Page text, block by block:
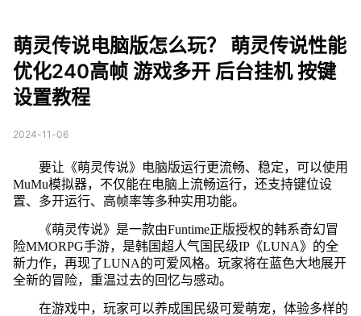
台挂机 按键设置教程
萌灵传说电脑版怎么玩？ 萌灵传说性能
优化240高帧 游戏多开 后台挂机 按键
设置教程
2024-11-06
要让《萌灵传说》电脑版运行更流畅、稳定，可以使用
MuMu模拟器，不仅能在电脑上流畅运行，还支持键位设
置、多开运行、高帧率等多种实用功能。
《萌灵传说》是一款由Funtime正版授权的韩系奇幻冒
险MMORPG手游，是韩国超人气国民级IP《LUNA》的全
新力作，再现了LUNA的可爱风格。玩家将在蓝色大地展开
全新的冒险，重温过去的回忆与感动。
在游戏中，玩家可以养成国民级可爱萌宠，体验多样的